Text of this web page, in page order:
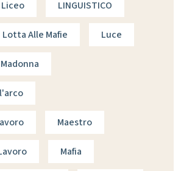
Liceo LINGUISTICO
Lotta Alle Mafie Luce
Madonna
Maestro
Mafia